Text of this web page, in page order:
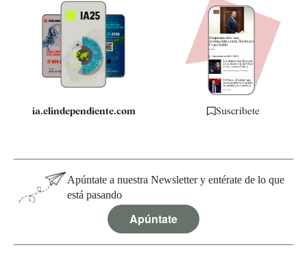
Quiénes somos
Especificaciones
ia.elindependiente.com Suscríbete
Apúntate a nuestra Newsletter y entérate de lo que
está pasando
Apúntate